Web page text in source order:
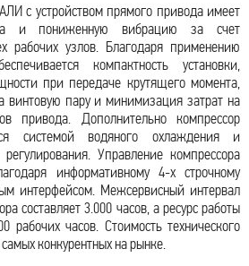
с устройством прямого привода имеет
и пониженную вибрацию за счет
рабочих узлов. Благодаря применению
компактность установки,
при передаче крутящего момента,
винтовую пару и минимизация затрат на
привода. Дополнительно компрессор
системой водяного охлаждения и
регулирования. Управление компрессора
информативному 4-х строчному
интерфейсом. Межсервисный интервал
составляет 3.000 часов, а ресурс работы
рабочих часов. Стоимость технического
конкурентных на рынке.